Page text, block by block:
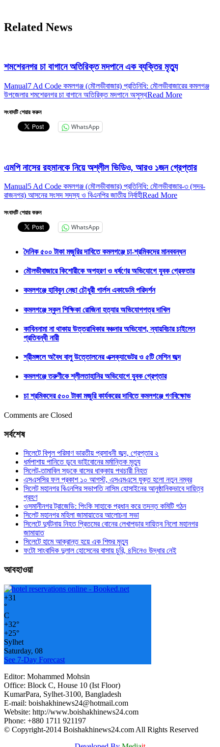
Related News
শমশেরনগর চা বাগানে অতিরিক্ত মদপানে এক ব্যক্তির মৃত্যু
Manual7 Ad Code কমলগঞ্জ (মৌলভীবাজার) প্রতিনিধি: মৌলভীবাজারের কমলগঞ্জ
উপজেলার শমশেরনগর চা বাগানে অতিরিক্ত মদপানে অসুস্থRead More
সংবাদটি শেয়ার করুন
WhatsApp
এমপি নাসের রহমানকে নিয়ে অশ্লীল ভিডিও, আরও ১জন গ্রেপ্তার
Manual5 Ad Code কমলগঞ্জ (মৌলভীবাজার) প্রতিনিধি: মৌলভীবাজার-৩ (সদর-
রাজনগর) আসনের সংসদ সদস্য ও বিএনপির জাতীয় নির্বাহীRead More
সংবাদটি শেয়ার করুন
WhatsApp
দৈনিক ৫০০ টাকা মজুরির দাবিতে কমলগঞ্জে চা-শ্রমিকদের মানববন্ধন
মৌলভীবাজারে কিশোরীকে অপহরণ ও ধর্ষণের অভিযোগে যুবক গ্রেফতার
কমলগঞ্জে হাবিবুন নেছা চৌধুরী গার্লস একাডেমি পরিদর্শন
কমলগঞ্জে স্কুল শিক্ষিকা রোজিনা হত্যার অভিযোগপত্র দাখিল
কাবিননামা না থাকায় উত্তরাধিকার বঞ্চনার অভিযোগ, ন্যায়বিচার চাইলেন
প্রতিবন্ধী নারী
শ্রীমঙ্গলে অবৈধ বালু উত্তোলনের এক্সক্যাভেটর ও ৫টি মেশিন জব্দ
কমলগঞ্জে তরুণীকে শ্লীলতাহানির অভিযোগে যুবক গ্রেপ্তার
চা শ্রমিকদের ৫০০ টাকা মজুরি কার্যকরের দাবিতে কমলগঞ্জে গণবিক্ষোভ
Comments are Closed
সর্বশেষ
সিলেটে বিপুল পরিমাণ ভারতীয় প্রসাধনী জব্দ, গ্রেপ্তার ২
ধর্মপাশায় পানিতে ডুবে ভাইবোনের মর্মান্তিক মৃত্যু
সিলেট-তামাবিল সড়কে বাসের ধাক্কায় পথচারী নিহত
এসএসসির ফল প্রকাশ ১০ আগস্ট, এসএমএসে যুক্ত হলো নতুন নম্বর
সিলেট মহানগর বিএনপির সভাপতি নাসিম হোসাইনের আনুষ্ঠানিকভাবে দায়িত্ব
গ্রহণ
ওসমানীনগর ট্রাজেডি: পিংকি সাহাকে প্রধান করে তদন্ত কমিটি গঠন
সিলেট মহানগর মহিলা জামায়াতের আলোচনা সভা
সিলেটে দুর্ঘটনায় নিহত প্রিতমের বোনের লেখাপড়ার দায়িত্ব নিলো মহানগর
জামায়াত
সিলেটে হামে আক্রান্ত হয়ে এক শিশুর মৃত্যু
ফটো সাংবাদিক দুলাল হোসেনের বাসায় চুরি, ৪দিনেও উদ্ধার নেই
আবহাওয়া
+31
°
C
+32°
+25°
Sylhet
Saturday, 08
See 7-Day Forecast
Editor: Mohammed Mohsin
Office: Block C, House 10 (Ist Floor)
KumarPara, Sylhet-3100, Bangladesh
E-mail: boishakhinews24@hotmail.com
Website: http://www.boishakhinews24.com
Phone: +880 1711 921197
© Copyright-2014 Boishakhinews24.com All Rights Reserved